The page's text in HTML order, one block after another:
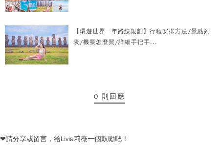
【環遊世界一年路線規劃】行程安排方法/景點列
表/機票怎麼買/詳細手把手...
0 則回應
❤請分享或留言，給Livia莉薇一個鼓勵吧！